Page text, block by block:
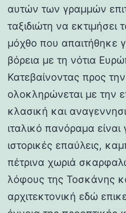
αυτών των γραμμών
ταξιδιώτη να εκτιμήσει
μόχθο που απαιτήθηκε
βόρεια με τη νότια
Κατεβαίνοντας προς
ολοκληρώνεται με την
κλασική και
ιταλικό πανόραμα
ιστορικές επαύλεις,
πέτρινα χωριά
λόφους της Τοσκάνης
αρχιτεκτονική εδώ